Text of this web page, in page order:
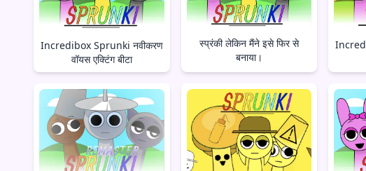
Incredibox Sprunki नवीकरण
वॉयस एक्टिंग बीटा
स्प्रंकी लेकिन मैंने इसे फिर से
बनाया।